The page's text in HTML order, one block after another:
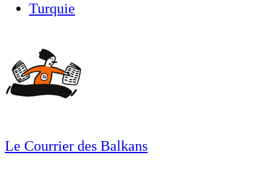
Turquie
Le Courrier des Balkans